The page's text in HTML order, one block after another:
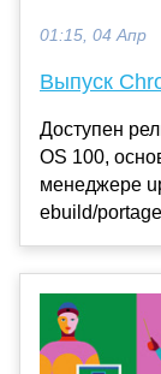
01:15, 04 Апр
Выпуск
Доступен
OS 100,
менеджере
ebuild/